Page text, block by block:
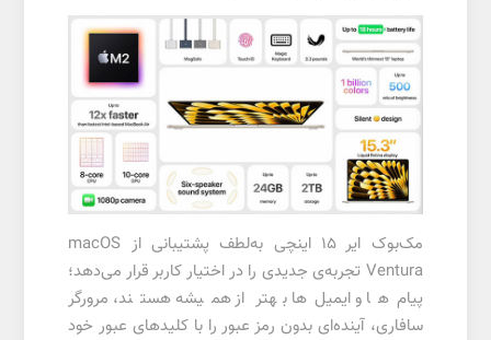
مک‌بوک ایر 15 اینچی به‌لطف پشتیبانی از
macOS
Ventura تجربه‌ی جدیدی را در اختیار کاربر قرار می‌دهد؛
پیام‌ها و ایمیل‌ها بهتر از همیشه هستند، مرورگر
سافاری، آینده‌ای بدون رمز عبور را با کلیدهای عبور خود